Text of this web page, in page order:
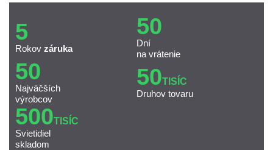
5
Rokov záruka
50
Dní
na vrátenie
50
Najväčších
výrobcov
50TISÍC
Druhov tovaru
500TISÍC
Svietidiel
skladom